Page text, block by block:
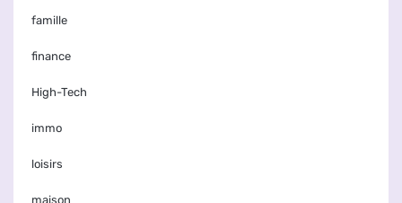
famille
finance
High-Tech
immo
loisirs
maison